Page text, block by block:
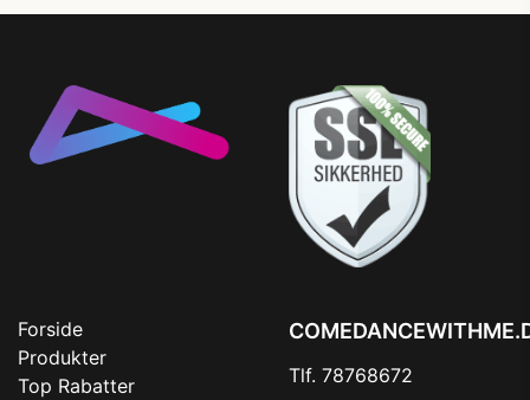
Forside
Produkter
Top Rabatter
Tlf. 78768672